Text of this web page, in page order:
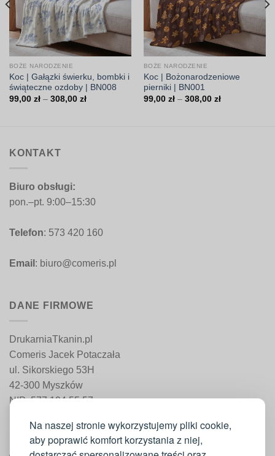
Na naszej stronie wykorzystujemy pliki cookie,
aby poprawić komfort korzystania z niej,
BOŻE NARODZENIE
Koc | Gałązki świerku, bombki i
świąteczne ozdoby | BN008
99,00 zł – 308,00 złZakres
BOŻE NARODZENIE
Koc | Bożonarodzeniowe
pierniki | BN001
99,00 zł – 308,00 złZakres
KONTAKT
Biuro obsługi:
pon.–pt. 9:00–15:30
Telefon: 573 420 160
Email : biuro@comeris.pl
DANE FIRMOWE
DrukarniaTkanin.pl
Comeris Jacek Potaczała
ul. Sikorskiego 53H
42-300 Myszków
NIP: 577 194 55 57